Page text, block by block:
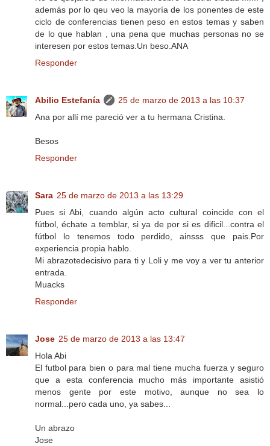
además por lo qeu veo la mayoría de los ponentes de este
ciclo de conferencias tienen peso en estos temas y saben
de lo que hablan , una pena que muchas personas no se
interesen por estos temas.Un beso.ANA
Responder
Abilio Estefanía
25 de marzo de 2013 a las 10:37
Ana por allí me pareció ver a tu hermana Cristina.
Besos
Responder
Sara 25 de marzo de 2013 a las 13:29
Pues si Abi, cuando algún acto cultural coincide con el
fútbol, échate a temblar, si ya de por si es dificil...contra el
fútbol lo tenemos todo perdido, ainsss que pais.Por
experiencia propia hablo.
Mi abrazotedecisivo para ti y Loli y me voy a ver tu anterior
entrada.
Muacks
Responder
Jose 25 de marzo de 2013 a las 13:47
Hola Abi
El futbol para bien o para mal tiene mucha fuerza y seguro
que a esta conferencia mucho más importante asistió
menos gente por este motivo, aunque no sea lo
normal...pero cada uno, ya sabes...
Un abrazo
Jose